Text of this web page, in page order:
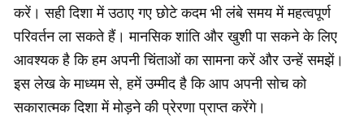
करें। सही दिशा में उठाए गए छोटे कदम भी लंबे समय में महत्वपूर्ण
परिवर्तन ला सकते हैं। मानसिक शांति और खुशी पा सकने के लिए
आवश्यक है कि हम अपनी चिंताओं का सामना करें और उन्हें समझें।
इस लेख के माध्यम से, हमें उम्मीद है कि आप अपनी सोच को
सकारात्मक दिशा में मोड़ने की प्रेरणा प्राप्त करेंगे।